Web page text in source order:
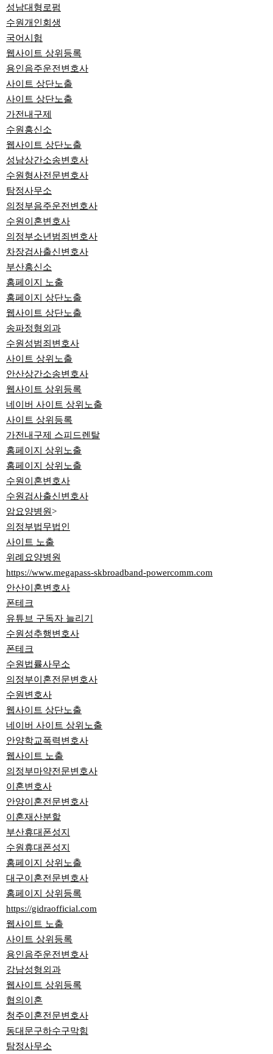
성남대형로펌
수원개인회생
국어시험
웹사이트 상위등록
용인음주운전변호사
사이트 상단노출
사이트 상단노출
가전내구제
수원흥신소
웹사이트 상단노출
성남상간소송변호사
수원형사전문변호사
탐정사무소
의정부음주운전변호사
수원이혼변호사
의정부소년범죄변호사
차장검사출신변호사
부산흥신소
홈페이지 노출
홈페이지 상단노출
웹사이트 상단노출
송파정형외과
수원성범죄변호사
사이트 상위노출
안산상간소송변호사
웹사이트 상위등록
네이버 사이트 상위노출
사이트 상위등록
가전내구제 스피드렌탈
홈페이지 상위노출
홈페이지 상위노출
수원이혼변호사
수원검사출신변호사
암요양병원>
의정부법무법인
사이트 노출
위례요양병원
https://www.megapass-skbroadband-powercomm.com
안산이혼변호사
폰테크
유튜브 구독자 늘리기
수원성추행변호사
폰테크
수원법률사무소
의정부이혼전문변호사
수원변호사
웹사이트 상단노출
네이버 사이트 상위노출
안양학교폭력변호사
웹사이트 노출
의정부마약전문변호사
이혼변호사
안양이혼전문변호사
이혼재산분할
부산휴대폰성지
수원휴대폰성지
홈페이지 상위노출
대구이혼전문변호사
홈페이지 상위등록
https://gidraofficial.com
웹사이트 노출
사이트 상위등록
용인음주운전변호사
강남성형외과
웹사이트 상위등록
협의이혼
청주이혼전문변호사
동대문구하수구막힘
탐정사무소